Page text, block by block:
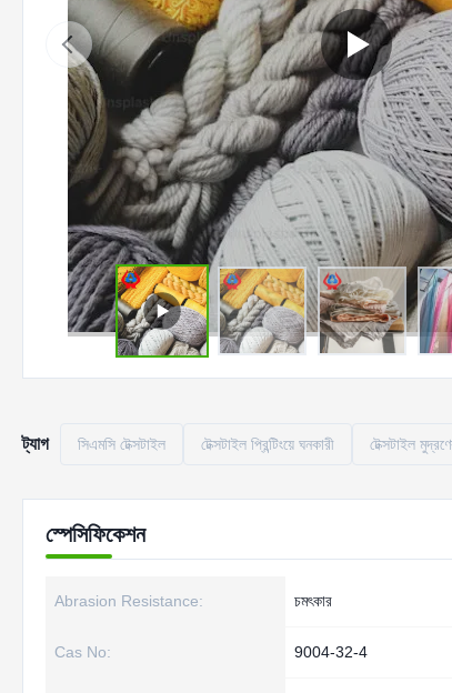
ট্যাগ সিএমসি টেক্সটাইল টেক্সটাইল প্রিন্টিংয়ে ঘনকারী টেক্সটাইল
স্পেসিফিকেশন
Abrasion Resistance: চমৎকার
Cas No: 9004-32-4